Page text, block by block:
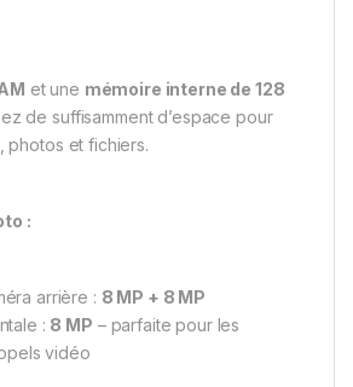
et une mémoire interne de 128
de suffisamment d’espace pour
photos et fichiers.
:
arrière : 8 MP + 8 MP
: 8 MP – parfaite pour les
vidéo